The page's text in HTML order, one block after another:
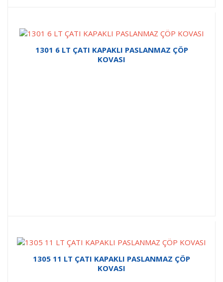
1301 6 LT ÇATI KAPAKLI PASLANMAZ ÇÖP
KOVASI
1305 11 LT ÇATI KAPAKLI PASLANMAZ ÇÖP
KOVASI